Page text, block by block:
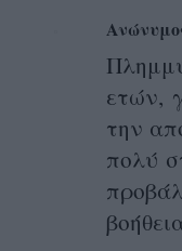
ετών,
την
πολύ